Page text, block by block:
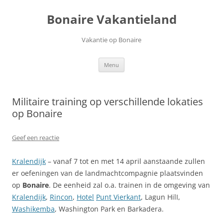
Bonaire Vakantieland
Vakantie op Bonaire
Menu
Militaire training op verschillende lokaties
op Bonaire
Geef een reactie
Kralendijk – vanaf 7 tot en met 14 april aanstaande zullen
er oefeningen van de landmachtcompagnie plaatsvinden
op Bonaire. De eenheid zal o.a. trainen in de omgeving van
Kralendijk, Rincon, Hotel Punt Vierkant, Lagun HilI,
Washikemba, Washington Park en Barkadera.